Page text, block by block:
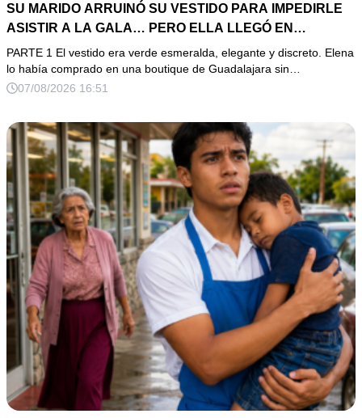
SU MARIDO ARRUINÓ SU VESTIDO PARA IMPEDIRLE
ASISTIR A LA GALA… PERO ELLA LLEGÓ EN
LIMUSINA COMO INVITADA DE HONOR DEL DUEÑO DE
LA EMPRESA
PARTE 1 El vestido era verde esmeralda, elegante y discreto. Elena
lo había comprado en una boutique de Guadalajara sin…
07/08/2026 16:51